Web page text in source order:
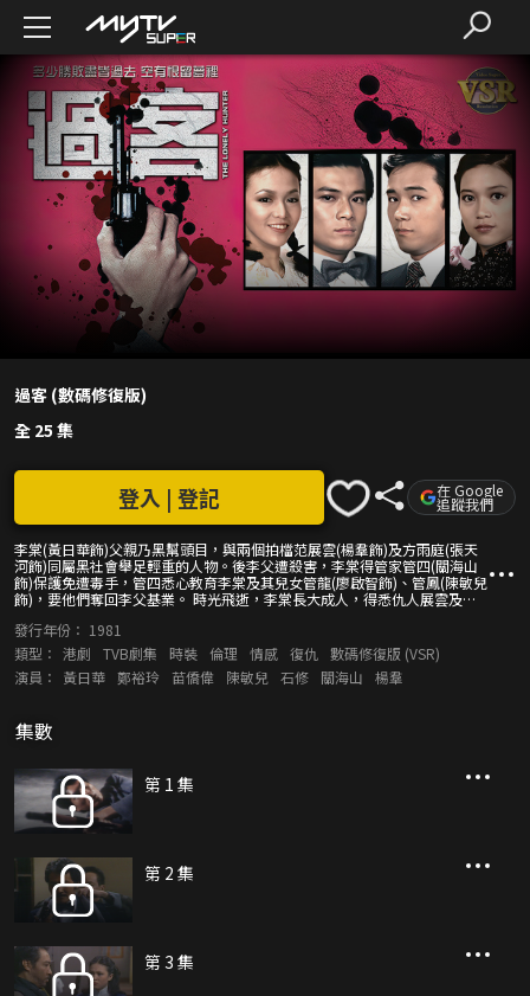
過客 (數碼修復版)
全 25 集
李棠(黃日華飾)父親乃黑幫頭目，與兩個拍檔范展雲(楊羣飾)及方雨庭(張天
河飾)同屬黑社會舉足輕重的人物。後李父遭殺害，李棠得管家管四(關海山
飾)保護免遭毒手，管四悉心教育李棠及其兒女管龍(廖啟智飾)、管鳳(陳敏兒
飾)，要他們奪回李父基業。 時光飛逝，李棠長大成人，得悉仇人展雲及雨
施計逼展雲重出江湖，而歐陽剛(苗僑偉飾)成為展雲的得力助手。為了更進
一步接近展雲，李棠更假意追求其愛女玉瑩(鄭裕玲飾)。 在李棠策劃下，展
雲及雨庭展開連串火併，復仇在望，但李棠的內心卻非常矛盾，他覺得展雲
並非見利忘義之輩！李棠愛上玉瑩，仇與愛、善與惡及種種疑團在他腦海中
人，原來是一直養育他成人的管四！他才是想獨霸黑道的梟雄，李棠發覺管
登入 | 登記 在 Google
追蹤我們
發行年份： 1981
類型： 港劇 TVB劇集 時裝 倫理 情感 復仇 數碼修復版 (VSR)
演員：
黃日華 鄭裕玲 苗僑偉 陳敏兒 石修 關海山 楊羣
集數
第 1 集
第 2 集
第 3 集